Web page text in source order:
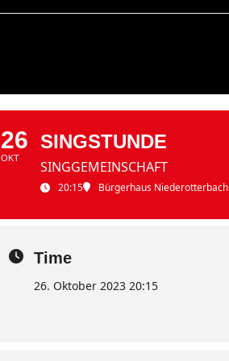
26
OKT
SINGSTUNDE
SINGGEMEINSCHAFT
20:15 Bürgerhaus Niederotterbach
Time
26. Oktober 2023 20:15